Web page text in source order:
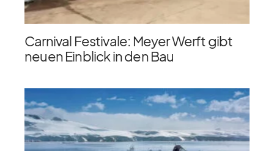
Carnival Festivale: Meyer Werft gibt
neuen Einblick in den Bau